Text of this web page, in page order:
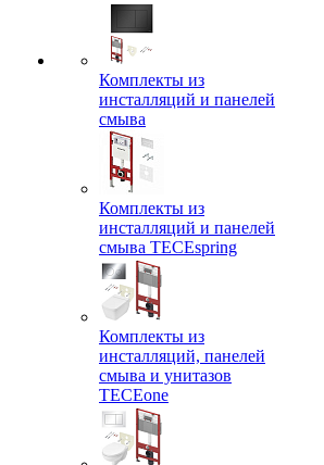
Комплекты из
инсталляций и панелей
смыва
Комплекты из
инсталляций и панелей
смыва TECEspring
Комплекты из
инсталляций, панелей
смыва и унитазов
TECEone